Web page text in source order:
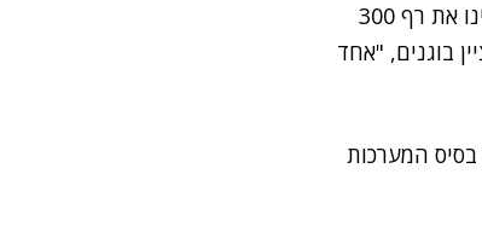
בינלאומית ב-54 מדינות. "יש לנו 45 אלף פרויקטים פעילים ברחבי העולם ובאחרונה חצינו את רף 300
לקוחות ארגוניים", ציין בוגנים, "אחד
בארץ על בסיס המערכות